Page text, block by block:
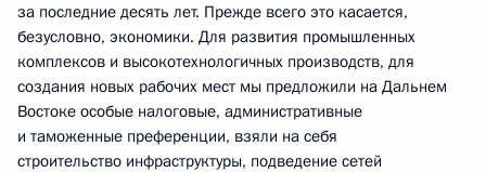
за последние десять лет. Прежде всего это касается,
безусловно, экономики. Для развития промышленных
комплексов и высокотехнологичных производств, для
создания новых рабочих мест мы предложили на Дальнем
Востоке особые налоговые, административные
и таможенные преференции, взяли на себя
строительство инфраструктуры, подведение сетей